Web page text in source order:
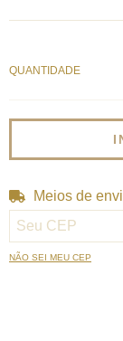
QUANTIDADE
Entregas para o
Meios de
NÃO SEI MEU CEP